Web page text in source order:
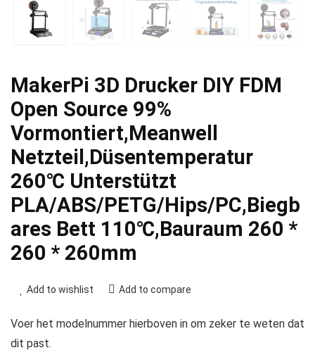
MakerPi 3D Drucker DIY FDM
Open Source 99%
Vormontiert,Meanwell
Netzteil,Düsentemperatur
260℃ Unterstützt
PLA/ABS/PETG/Hips/PC,Biegb
ares Bett 110℃,Bauraum 260 *
260 * 260mm
Add to wishlist Add to compare
Voer het modelnummer hierboven in om zeker te weten dat
dit past.